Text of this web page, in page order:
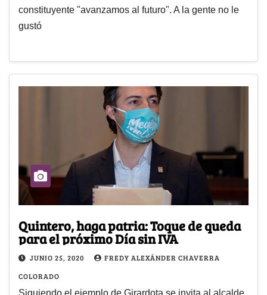
constituyente "avanzamos al futuro". A la gente no le
gustó
Quintero, haga patria: Toque de queda
para el próximo Día sin IVA
JUNIO 25, 2020
FREDY ALEXÁNDER CHAVERRA
COLORADO
Siguiendo el ejemplo de Girardota se invita al alcalde